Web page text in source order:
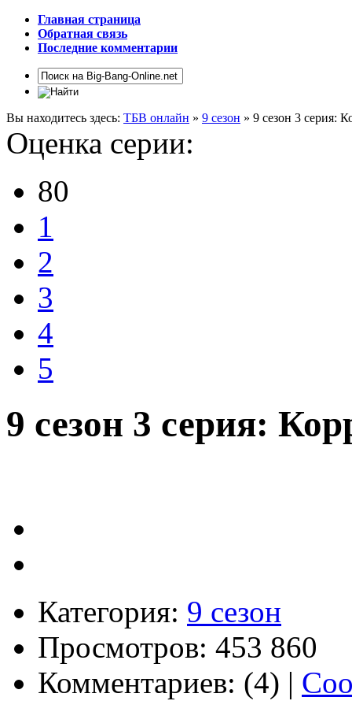
Главная страница
Обратная связь
Последние комментарии
Вы находитесь здесь: ТБВ онлайн » 9 сезон » 9 сезон 3 серия:
Оценка серии:
80
1
2
3
4
5
9 сезон 3 серия:
Категория: 9 сезон
Просмотров: 453 860
Комментариев: (4) |